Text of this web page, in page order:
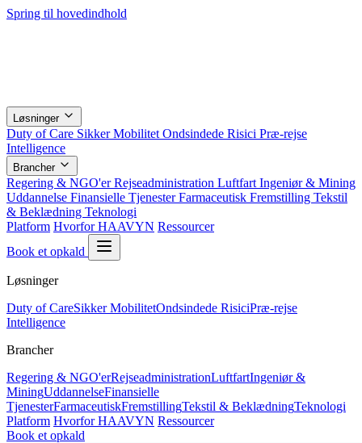
Spring til hovedindhold
Løsninger
Duty of Care Sikker Mobilitet Ondsindede Risici Præ-rejse
Intelligence
Brancher
Regering & NGO'erRejseadministration Luftfart Ingeniør & Mining
Uddannelse Finansielle TjenesterFarmaceutisk Fremstilling Tekstil
& Beklædning Teknologi
Platform Hvorfor HAAVYN Ressourcer
Book et opkald
Løsninger
Duty of CareSikker MobilitetOndsindede RisiciPræ-rejse
Intelligence
Brancher
Regering & NGO'erRejseadministrationLuftfartIngeniør &
MiningUddannelseFinansielle
TjenesterFarmaceutiskFremstillingTekstil & BeklædningTeknologi
Platform Hvorfor HAAVYN Ressourcer
Book et opkald